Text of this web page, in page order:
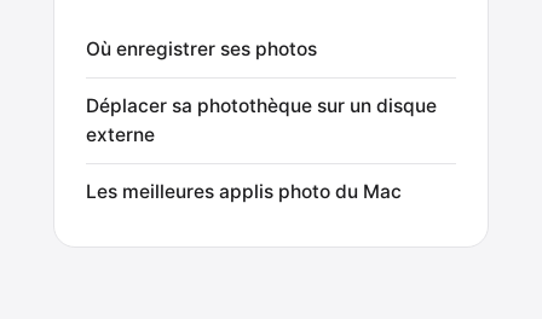
Où enregistrer ses photos
Déplacer sa photothèque sur un disque
externe
Les meilleures applis photo du Mac